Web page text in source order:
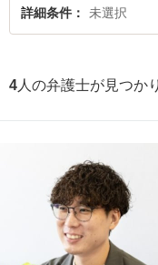
に相談予約したい』などでお
詳細条件 未選択
4 人の弁護士が見つか